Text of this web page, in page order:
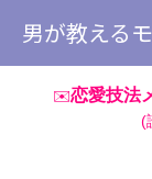
男が教える
✉️恋愛技法
(